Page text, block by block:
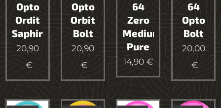
Opto
Ordit
Saphire
20,90
€
Opto
Orbit
Bolt
20,90
€
64
Zero
Medium
Pure
14,90€
64
Opto
Bolt
20,00
€